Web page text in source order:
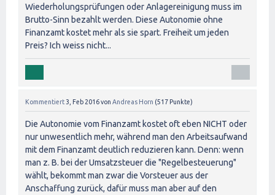
Wiederholungsprüfungen oder Anlagereinigung muss im
Brutto-Sinn bezahlt werden. Diese Autonomie ohne
Finanzamt kostet mehr als sie spart. Freiheit um jeden
Preis? Ich weiss nicht...
Kommentiert3, Feb 2016von Andreas Horn (517 Punkte)
Die Autonomie vom Finanzamt kostet oft eben NICHT oder
nur unwesentlich mehr, während man den Arbeitsaufwand
mit dem Finanzamt deutlich reduzieren kann. Denn: wenn
man z. B. bei der Umsatzsteuer die "Regelbesteuerung"
wählt, bekommt man zwar die Vorsteuer aus der
Anschaffung zurück, dafür muss man aber auf den